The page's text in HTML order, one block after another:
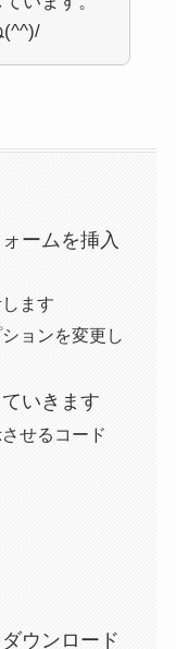
(^^)/
ームを挿入
ます
ョンを変更し
いきます
せるコード
ウンロード